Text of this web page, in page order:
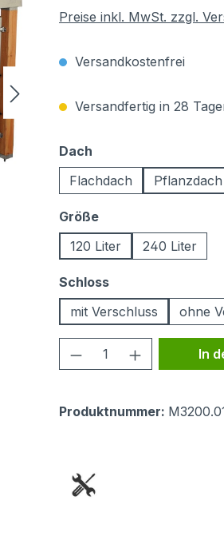
Preise inkl. MwSt. zzgl.
Versandkostenfrei
Versandfertig in 28
Dach
Flachdach
Pflanzdach
Größeauswählen
120 Liter
240 Liter
Schlossauswählen
mit Verschluss
ohne
Produkt Anzahl:
In
Produktnummer: